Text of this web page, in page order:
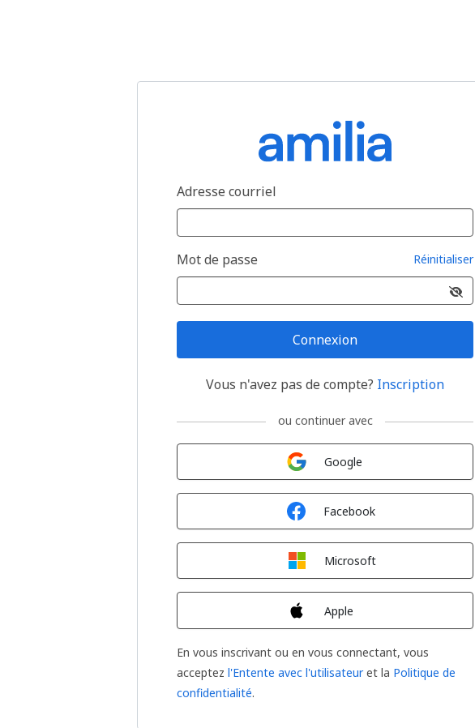
Adresse courriel
Mot de passe Réinitialiser
Connexion
Vous n'avez pas de compte? Inscription
ou continuer avec
Google
Facebook
Microsoft
Apple
En vous inscrivant ou en vous connectant, vous
acceptez l'Entente avec l'utilisateuret la Politique de
confidentialité.